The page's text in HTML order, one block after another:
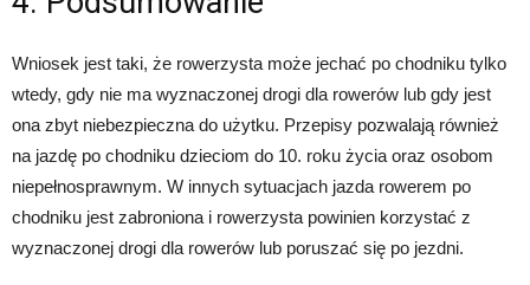
Wniosek jest taki, że rowerzysta może jechać po chodniku tylko
wtedy, gdy nie ma wyznaczonej drogi dla rowerów lub gdy jest
ona zbyt niebezpieczna do użytku. Przepisy pozwalają również
na jazdę po chodniku dzieciom do 10. roku życia oraz osobom
niepełnosprawnym. W innych sytuacjach jazda rowerem po
chodniku jest zabroniona i rowerzysta powinien korzystać z
wyznaczonej drogi dla rowerów lub poruszać się po jezdni.